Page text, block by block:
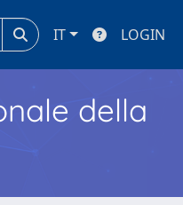
IT LOGIN
della